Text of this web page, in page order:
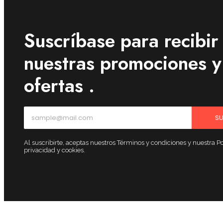
Suscríbase para recibir
nuestras promociones y
ofertas .
Al suscribirte, aceptas nuestros Términos y condiciones y nuestra
privacidad y cookies.